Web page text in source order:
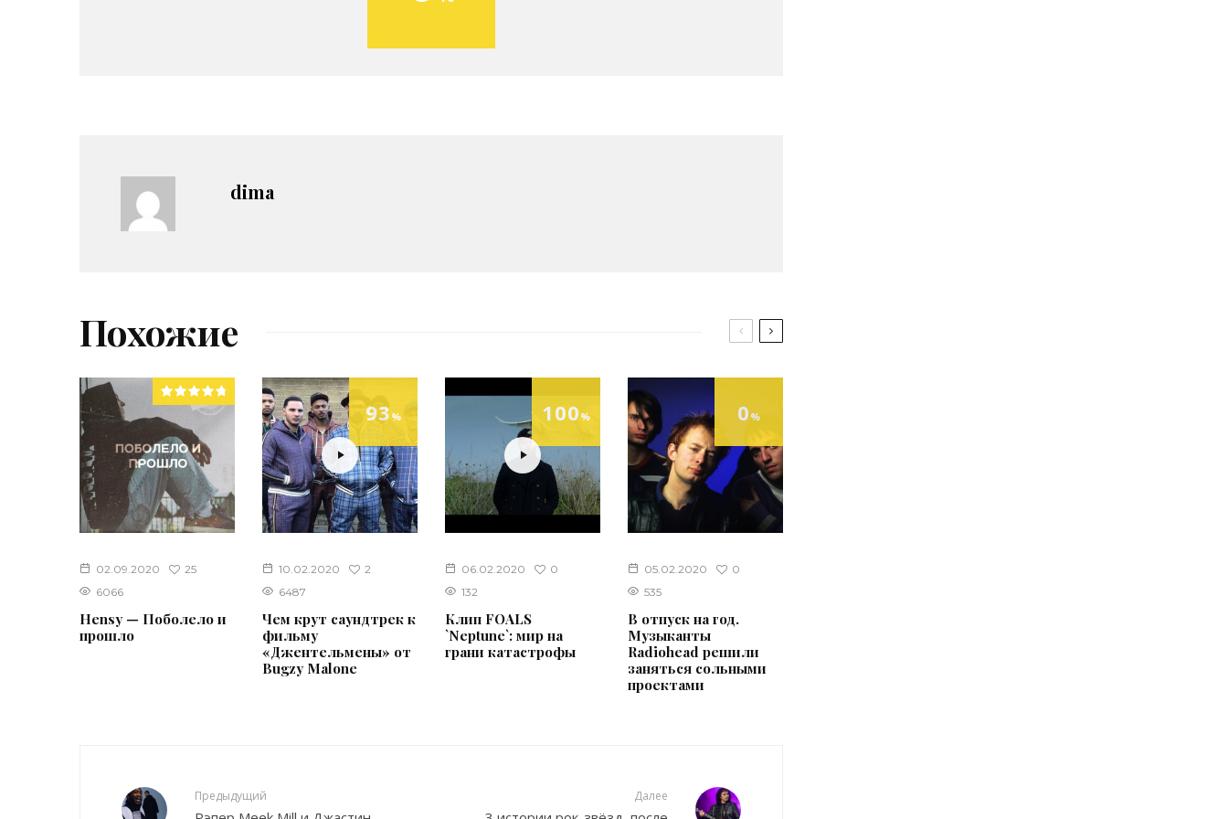
dima
Похожие
02.09.2020
25
6066
Hensy — Поболело и
прошло
93 %
10.02.2020
2
6487
Чем крут саундтрек к
фильму
«Джентельмены» от
Bugzy Malone
100 %
06.02.2020
0
132
Клип FOALS
`Neptune`: мир на
грани катастрофы
0 %
05.02.2020
0
535
В отпуск на год.
Музыканты
Radiohead решили
заняться сольными
проектами
Предыдущий Далее